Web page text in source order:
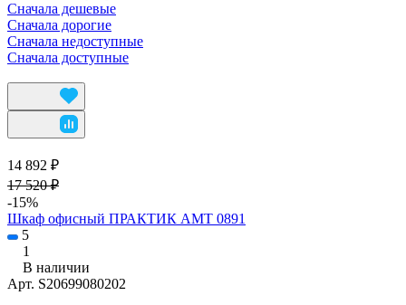
Сначала дешевые
Сначала дорогие
Сначала недоступные
Сначала доступные
14 892 ₽
17 520 ₽
-15%
Шкаф офисный ПРАКТИК AMT 0891
5
1
В наличии
Арт. S20699080202